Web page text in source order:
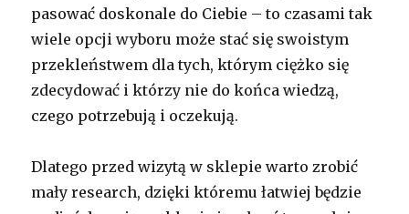
pasować doskonale do Ciebie – to czasami tak
wiele opcji wyboru może stać się swoistym
przekleństwem dla tych, którym ciężko się
zdecydować i którzy nie do końca wiedzą,
czego potrzebują i oczekują.
Dlatego przed wizytą w sklepie warto zrobić
mały research, dzięki któremu łatwiej będzie